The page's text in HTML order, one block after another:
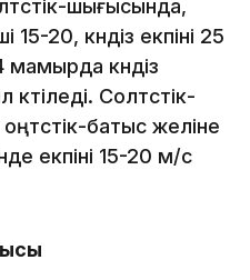
шығысында,
20, күндіз екпіні 25
мамырда күндіз
Солтүстік-
батыс желіне
екпіні 15-20 м/с